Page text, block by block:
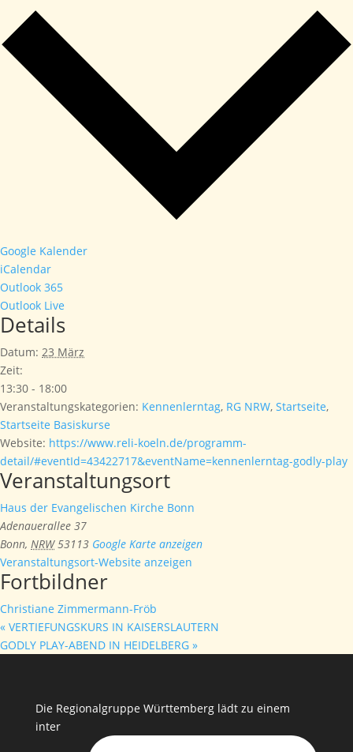
Google Kalender
iCalendar
Outlook 365
Outlook Live
Details
Datum: 23 März
Zeit:
13:30 - 18:00
Veranstaltungskategorien: Kennenlerntag, RG NRW, Startseite,
Startseite Basiskurse
Website: https://www.reli-koeln.de/programm-
detail/#eventId=43422717&eventName=kennenlerntag-godly-play
Veranstaltungsort
Haus der Evangelischen Kirche Bonn
Adenauerallee 37
Bonn, NRW 53113 Google Karte anzeigen
Veranstaltungsort-Website anzeigen
Fortbildner
Christiane Zimmermann-Fröb
« VERTIEFUNGSKURS IN KAISERSLAUTERN
GODLY PLAY-ABEND IN HEIDELBERG »
Die Regionalgruppe Württemberg lädt zu einem
inter